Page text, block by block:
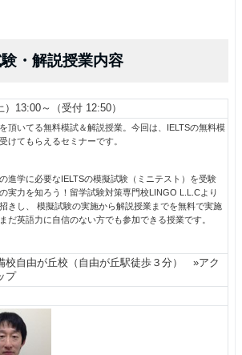
・解説授業内容
）13:00～（受付 12:50）
頂いてる無料模試＆解説授業。今回は、IELTSの無料模
けてもらえるセミナーです。
進学に必要なIELTSの模擬試験（ミニテスト）を受験
実力を知ろう！留学試験対策専門校LINGO L.L.Cより
きし、 模擬試験の実施から解説授業までを無料で実施
だ英語力に自信のない方でも参加できる授業です。
校自由が丘校（自由が丘駅徒歩３分） »アク
プ